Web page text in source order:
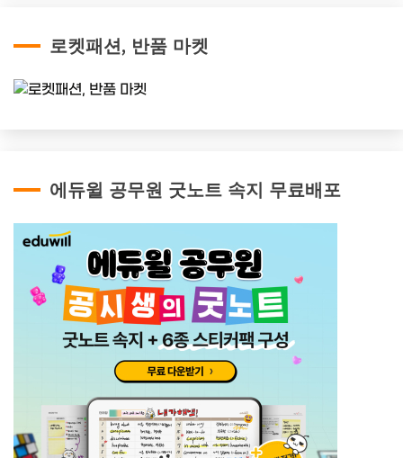
로켓패션, 반품 마켓
에듀윌 공무원 굿노트 속지 무료배포